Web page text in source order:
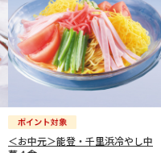
＜お中元＞能登・千里浜冷やし中